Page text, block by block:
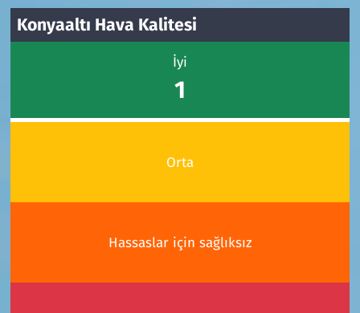
Konyaaltı Hava Kalitesi
İyi
1
Orta
Hassaslar için sağlıksız